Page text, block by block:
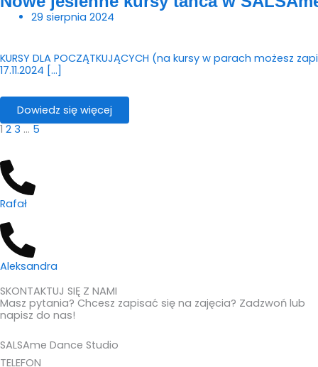
29 sierpnia 2024
KURSY DLA POCZĄTKUJĄCYCH (na kursy w parach możesz
17.11.2024 […]
Dowiedz się więcej
1 2 3 … 5
Rafał
Aleksandra
SKONTAKTUJ SIĘ Z NAMI
Masz pytania? Chcesz zapisać się na zajęcia? Zadzwoń lub
napisz do nas!
SALSAme Dance Studio
TELEFON